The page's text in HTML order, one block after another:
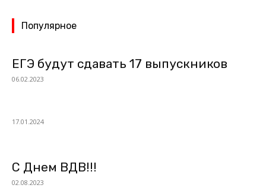
Популярное
ЕГЭ будут сдавать 17 выпускников
06.02.2023
17.01.2024
С Днем ВДВ!!!
02.08.2023